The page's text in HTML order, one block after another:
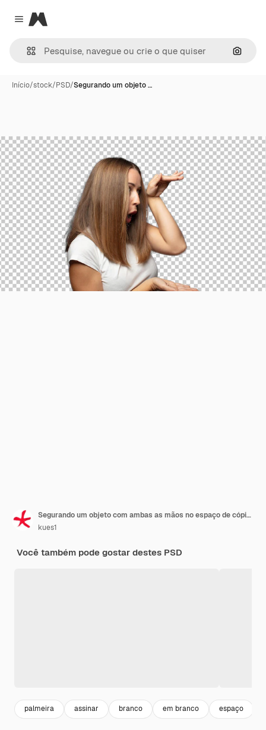
Close menu
Magnific
Início/stock/PSD/Segurando um objeto …
Segurando um objeto com ambas as mãos no espaço de cópia lateral mostrando oferecendo ou anunciando um objeto
kues1
Você também pode gostar destes PSD
palmeira assinar branco em branco espaço